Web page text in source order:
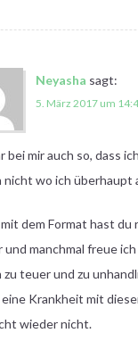
Neyasha sagt:
5. März 2017 um
bei mir auch so, dass
nicht wo ich überhaupt
mit dem Format hast
und manchmal freue
zu teuer und zu
Krankheit mit
wieder nicht.